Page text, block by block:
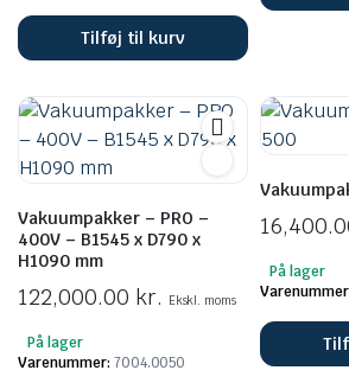
25,657.00 kr..20,525.00 kr..
Tilføj til kurv
Vakuumpakker – PRO –
400V – B1545 x D790 x
H1090 mm
122,000.00 kr. Ekskl. moms
På lager
Varenummer: 7004.0050
På lager